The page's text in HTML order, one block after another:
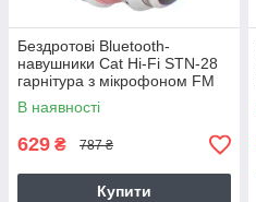
Бездротові Bluetooth-
навушники Cat Hi-Fi STN-28
гарнітура з мікрофоном FM
радіо Рожеві
В наявності
629 ₴ 787 ₴
Купити